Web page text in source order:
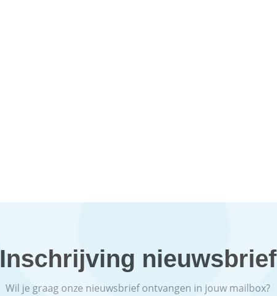
Inschrijving nieuwsbrief
Wil je graag onze nieuwsbrief ontvangen in jouw mailbox?